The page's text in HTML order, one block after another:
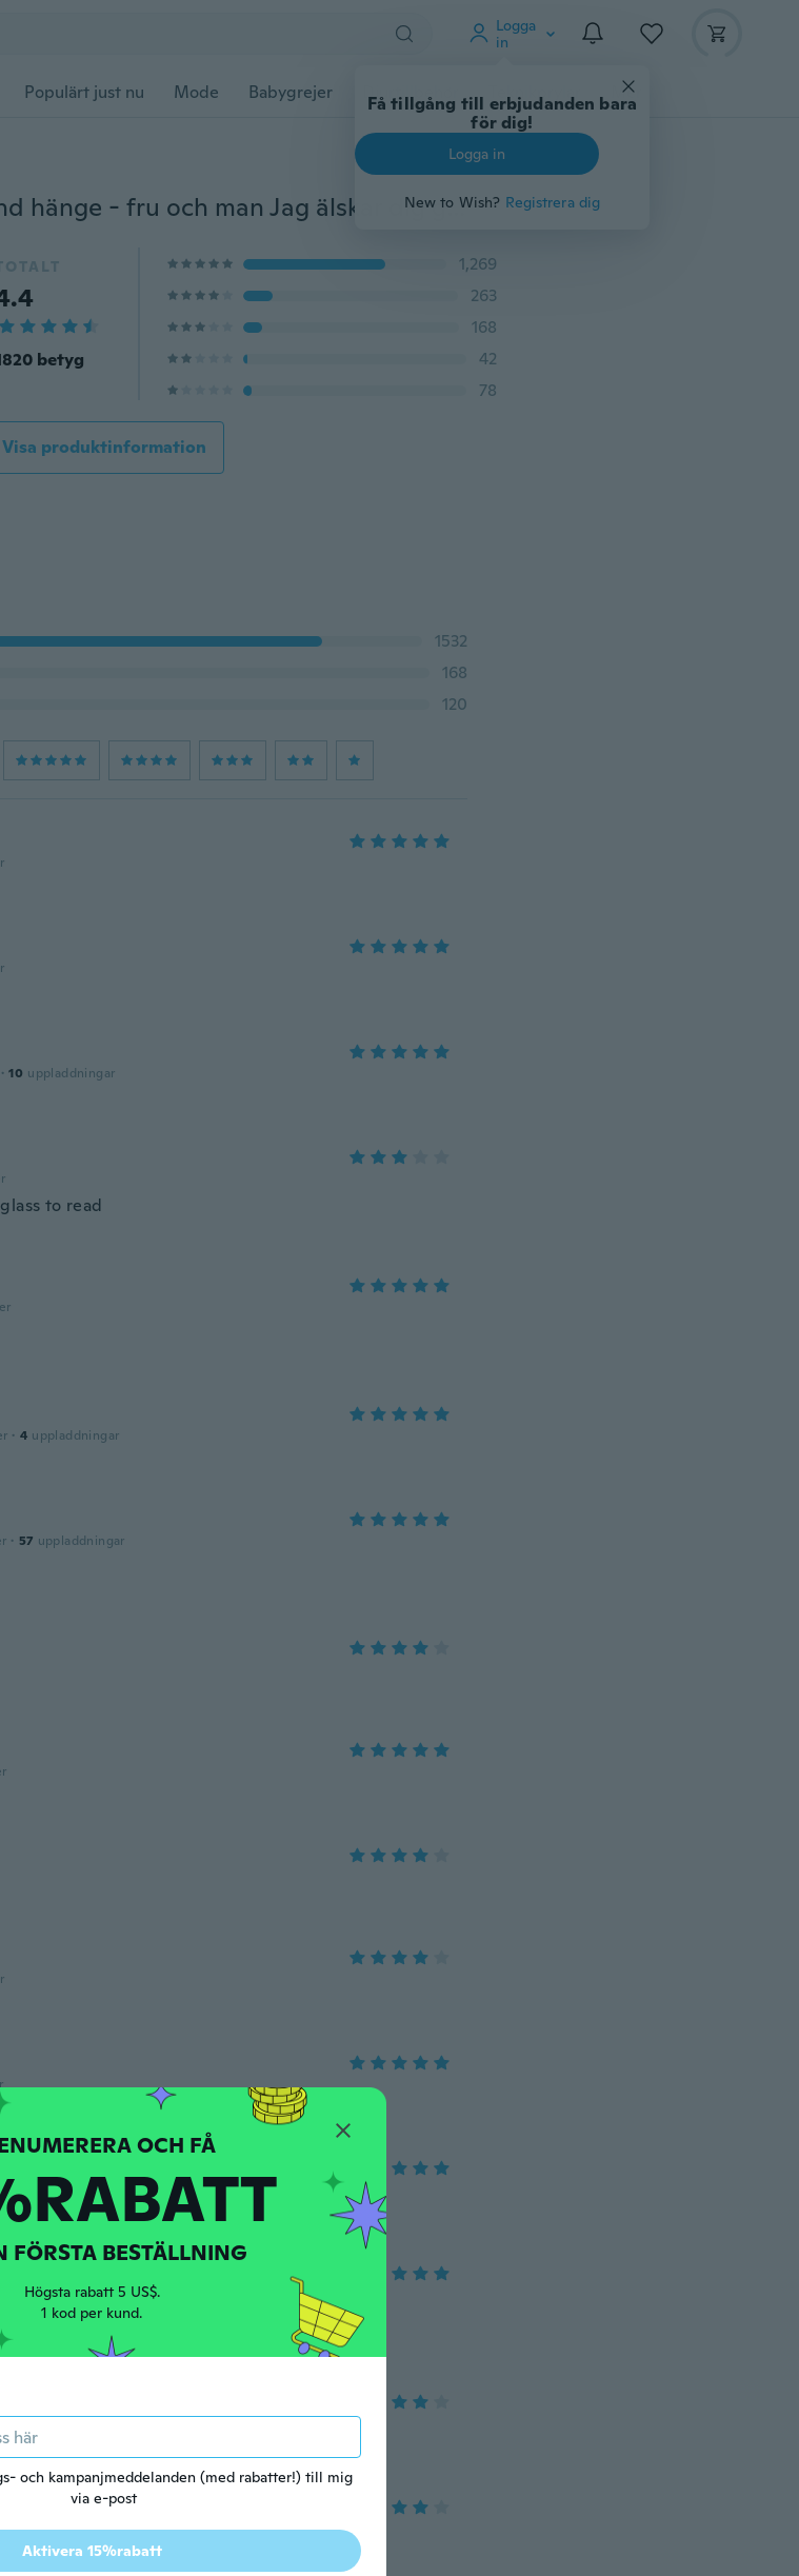
Logga
in
Få tillgång till erbjudanden bara
för dig!
Logga in
New to Wish? Registrera dig
Populärt just nu Mode Babygrejer Djurtillbehör Teknikprylar Mer
Till min fru hjärta halsband hänge - fru och man Jag älskar dig gåvor till fru silver
betyg
1,269
263
168
42
78
Visa produktinformation
1532
168
120
· 10 uppladdningar
to read
· 4 uppladdningar
· 57 uppladdningar
PRENUMERERA OCH FÅ
FÖRSTA BESTÄLLNING
Högsta rabatt 5 US$.
1 kod per kund.
och kampanjmeddelanden (med rabatter!) till mig
via e-post
Aktivera 15%rabatt